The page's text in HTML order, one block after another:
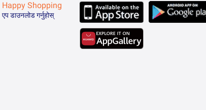
Happy Shopping
एप डाउनलोड गर्नुहोस्